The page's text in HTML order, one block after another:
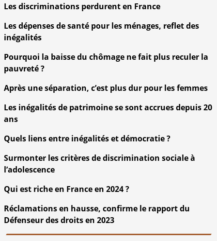
Les discriminations perdurent en France
Les dépenses de santé pour les ménages, reflet des
inégalités
Pourquoi la baisse du chômage ne fait plus reculer la
pauvreté ?
Après une séparation, c’est plus dur pour les femmes
Les inégalités de patrimoine se sont accrues depuis 20
ans
Quels liens entre inégalités et démocratie ?
Surmonter les critères de discrimination sociale à
l’adolescence
Qui est riche en France en 2024 ?
Réclamations en hausse, confirme le rapport du
Défenseur des droits en 2023